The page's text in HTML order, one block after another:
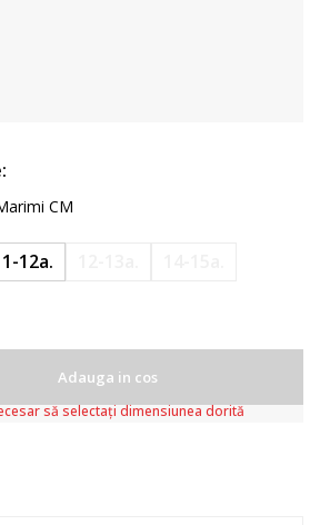
CM
12a.
Adauga in cos
să selectați dimensiunea dorită